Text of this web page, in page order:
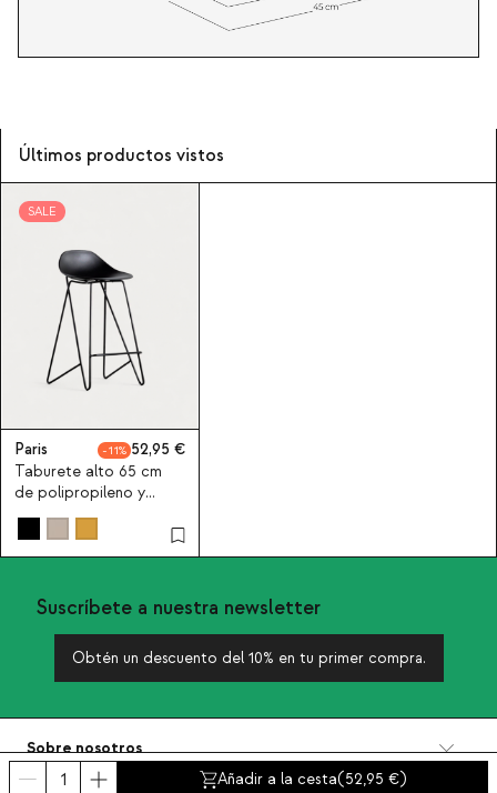
Añadir a la cesta(52,95 )
Últimos productos vistos
SALE
Paris 11
52,95
Taburete alto 65 cm
de polipropileno y
acero Paris
Suscríbete a nuestra newsletter
Obtén un descuento del 10% en tu primer compra.
Sobre nosotros
Categorías